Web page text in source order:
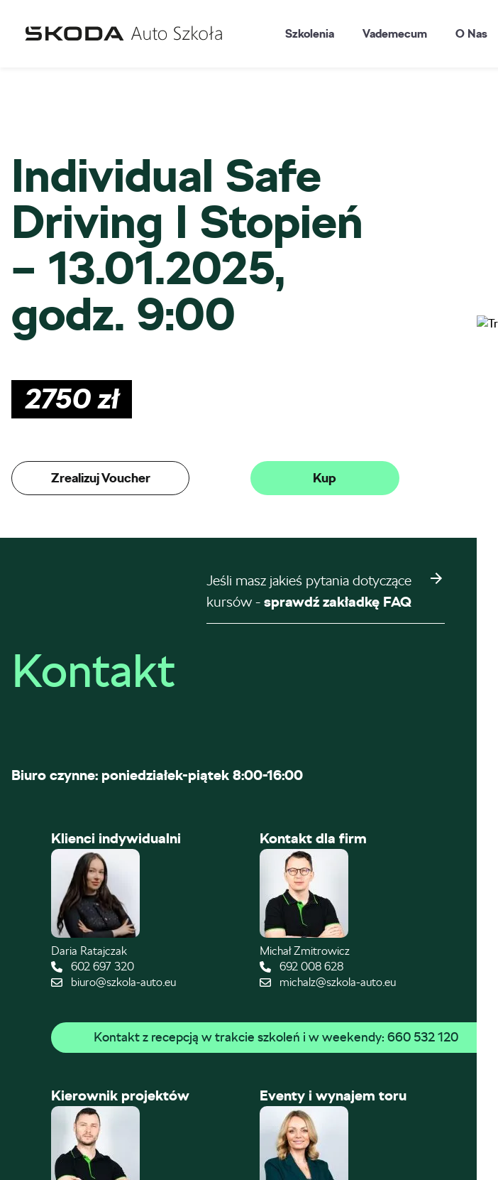
Szkolenia Vademecum O Nas
Individual Safe
Driving I Stopień
– 13.01.2025,
godz. 9:00
2750zł
Zrealizuj Voucher Kup
Jeśli masz jakieś pytania dotyczące
kursów - sprawdź zakładkę FAQ
Kontakt
Biuro czynne: poniedziałek-piątek 8:00-16:00
Klienci indywidualni
Daria Ratajczak
602 697 320
biuro@szkola-auto.eu
Kontakt dla firm
Michał Zmitrowicz
692 008 628
michalz@szkola-auto.eu
Kontakt z recepcją w trakcie szkoleń i w weekendy: 660 532 120
Kierownik projektów Eventy i wynajem toru